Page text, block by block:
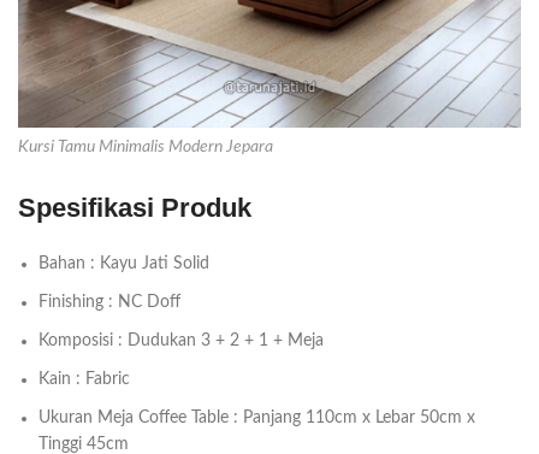
Kursi Tamu Minimalis Modern Jepara
Spesifikasi Produk
Bahan : Kayu Jati Solid
Finishing : NC Doff
Komposisi : Dudukan 3 + 2 + 1 + Meja
Kain : Fabric
Ukuran Meja Coffee Table : Panjang 110cm x Lebar 50cm x
Tinggi 45cm